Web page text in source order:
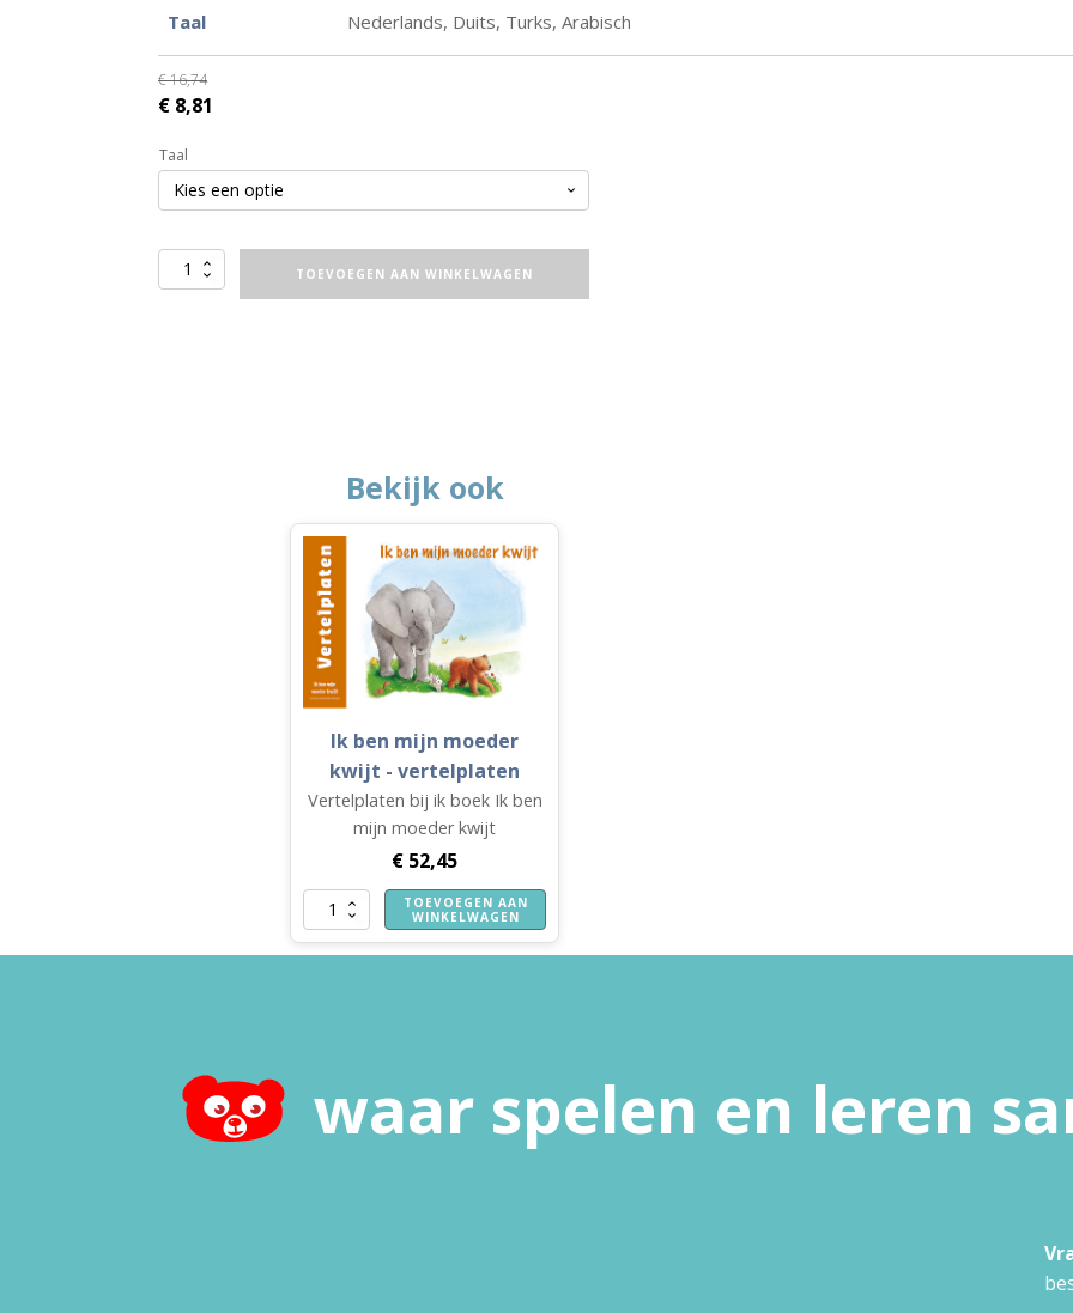
Taal Nederlands, Duits, Turks, Arabisch
€16,74
Oorspronkelijke
was:
€ 16,74.
€ 8,81
is:
€ 8,81.
Taal
rode
TOEVOEGEN AAN WINKELWAGEN
Bekijk ook
Ik ben mijn moeder
kwijt - vertelplaten
Vertelplaten bij ik boek Ik ben
mijn moeder kwijt
€ 52,45
ben
mijn
TOEVOEGEN AAN
WINKELWAGEN
waar spelen en leren